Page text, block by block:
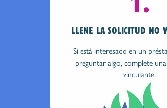
LLENE LA SOLICITUD NO
Si está interesado en un
preguntar algo, complete
vinculante.